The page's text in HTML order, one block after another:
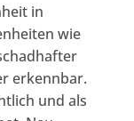
in
wie
erkennbar.
und als